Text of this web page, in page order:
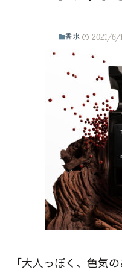
香水 2021/6/
「大人っぽく、色気